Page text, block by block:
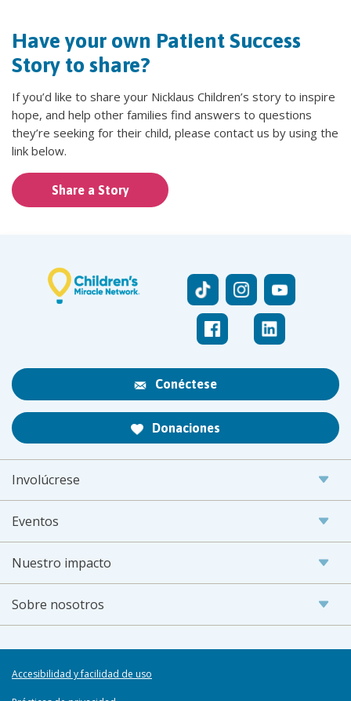
Have your own Patient Success
Story to share?
If you’d like to share your Nicklaus Children’s story to inspire
hope, and help other families find answers to questions
they’re seeking for their child, please contact us by using the
link below.
Share a Story
Conéctese
Donaciones
Involúcrese
Eventos
Nuestro impacto
Sobre nosotros
Accesibilidad y facilidad de uso